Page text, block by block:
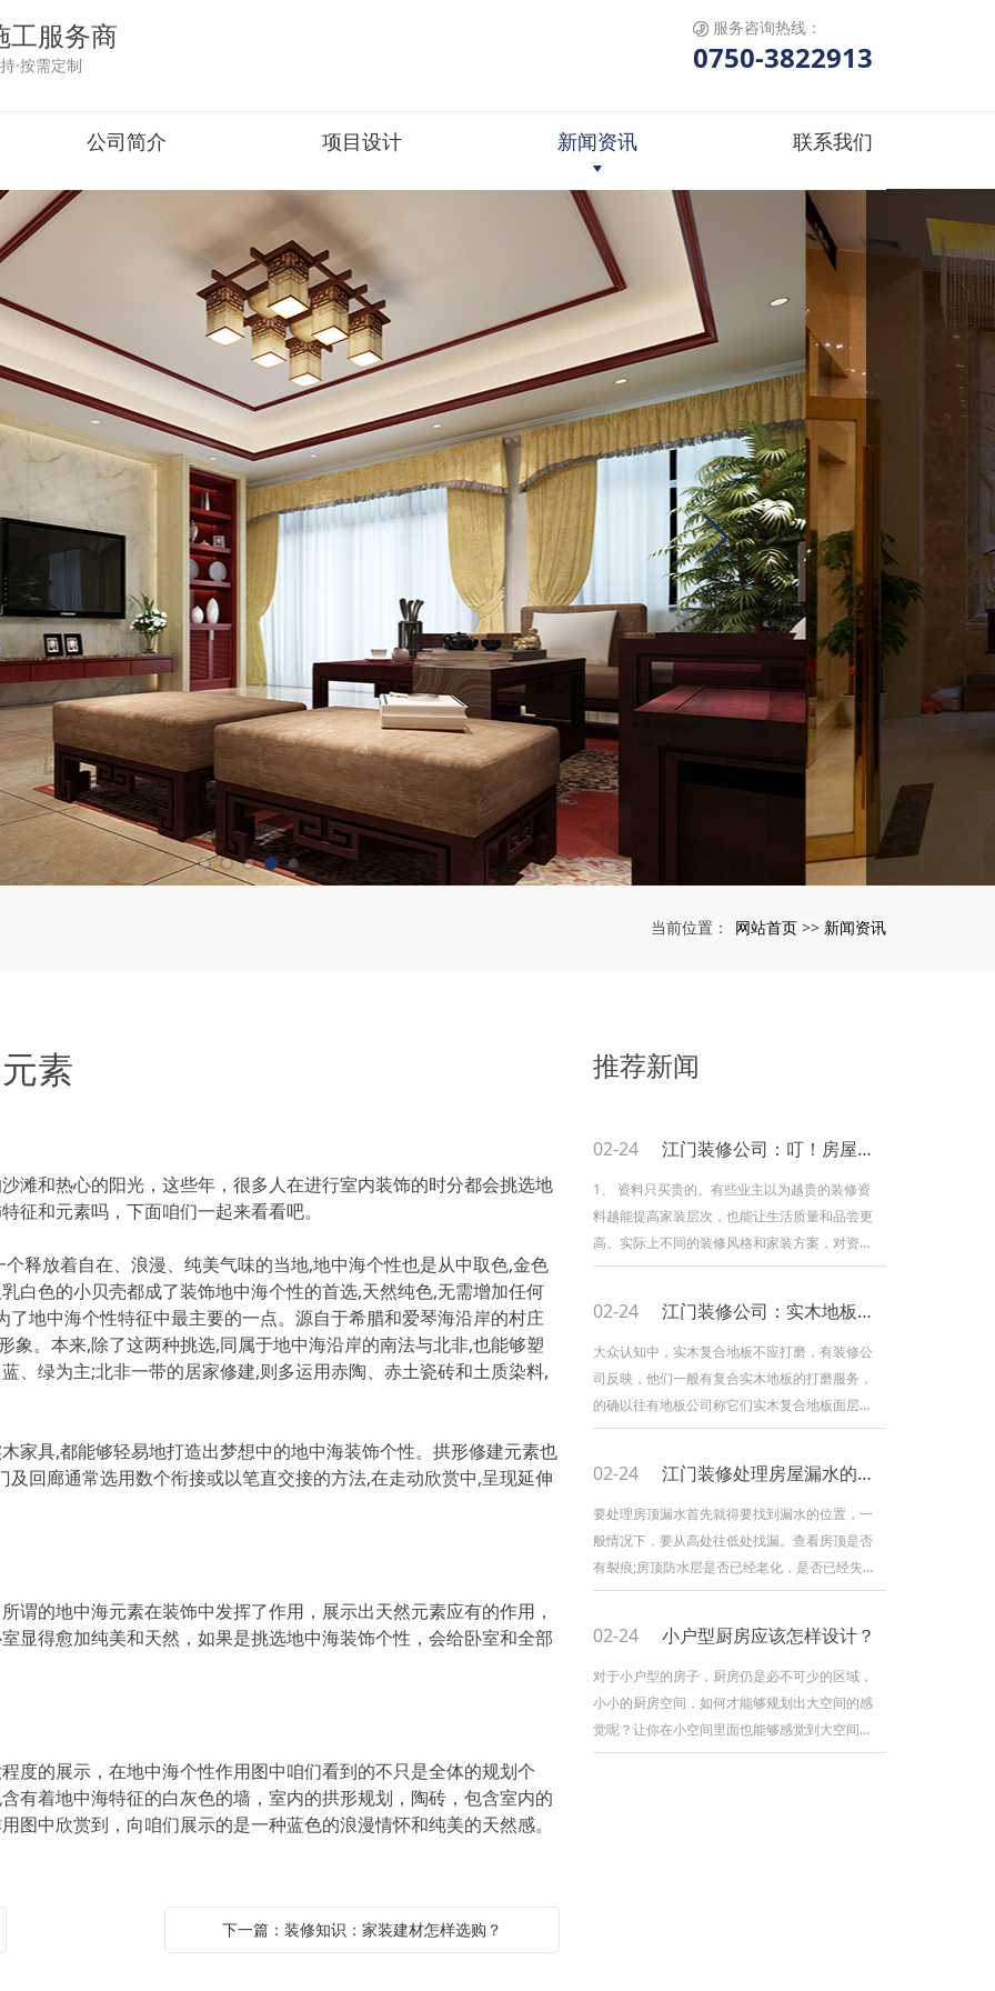
工服务商
·按需定制
服务咨询热线：
0750-3822913
公司简介 项目设计 新闻资讯 联系我们
当前位置： 网站首页 >> 新闻资讯
素
和热心的阳光，这些年，很多人在进行室内装饰的时分都会挑选地
征和元素吗，下面咱们一起来看看吧。
放着自在、浪漫、纯美气味的当地,地中海个性也是从中取色,金色
白色的小贝壳都成了装饰地中海个性的首选,天然纯色,无需增加任何
地中海个性特征中最主要的一点。源自于希腊和爱琴海沿岸的村庄
象。本来,除了这两种挑选,同属于地中海沿岸的南法与北非,也能够塑
、绿为主;北非一带的居家修建,则多运用赤陶、赤土瓷砖和土质染料,
具,都能够轻易地打造出梦想中的地中海装饰个性。拱形修建元素也
回廊通常选用数个衔接或以笔直交接的方法,在走动欣赏中,呈现延伸
的地中海元素在装饰中发挥了作用，展示出天然元素应有的作用，
显得愈加纯美和天然，如果是挑选地中海装饰个性，会给卧室和全部
的展示，在地中海个性作用图中咱们看到的不只是全体的规划个
有着地中海特征的白灰色的墙，室内的拱形规划，陶砖，包含室内的
图中欣赏到，向咱们展示的是一种蓝色的浪漫情怀和纯美的天然感。
下一篇：装修知识：家装建材怎样选购？
推荐新闻
02-24 江门装修公司：叮！房屋装修避坑四点
1、 资料只买贵的。有些业主以为越贵的装修资
料越能提高家装层次，也能让生活质量和品尝更
高。实际上不同的装修风格和家装方案，对资料
的原料、品种有纷歧样的要求，只要坚持协调性
贵的。 2、 装修不加约束。适当的装修可以
提高美观性，营建良好的气氛和环境，然而过度
的装修就拔苗助长。比如说墙面挂太多相框或字
画、电视柜或博古架上摆放太多的饰品及陈列品
等，都会显得家里很
02-24 江门装修公司：实木地板可否打磨
大众认知中，实木复合地板不应打磨，有装修公
司反映，他们一般有复合实木地板的打磨服务，
的确以往有地板公司称它们实木复合地板面层的
实木有4mm厚，因此起码能够打磨一至两
木，所以能够打磨，那为何大家认为实木复合地
板不应打磨？又为什么不建议大家打磨呢？因为
如果需要打磨的话有很多考虑因素。 1. 考虑
打磨地板公司质素 实木复合地板只有面层的
实木成份适合打磨，所以需
02-24 江门装修处理房屋漏水的方法
要处理房顶漏水首先就得要找到漏水的位置，一
般情况下，要从高处往低处找漏。查看房顶是否
有裂痕;房顶防水层是否已经老化，是否已经失去
防水效果;防水卷材是否进入气泡，此外，还要查
需要水泥沙凿开成V字形，之后用防水材料刷，刷
完后需要再过一层水泥沙，注意面积要够大厚度
要够高。在水泥沙的边缘用界机界一条槽，这样
会粘得牢固。 如果不能找到漏水点，建议重
新做防水，做的时
02-24 小户型厨房应该怎样设计？
对于小户型的房子，厨房仍是必不可少的区域，
小小的厨房空间，如何才能够规划出大空间的感
觉呢？让你在小空间里面也能够感觉到大空间的
感觉。有了好心境，然后也就能够装修出美感的